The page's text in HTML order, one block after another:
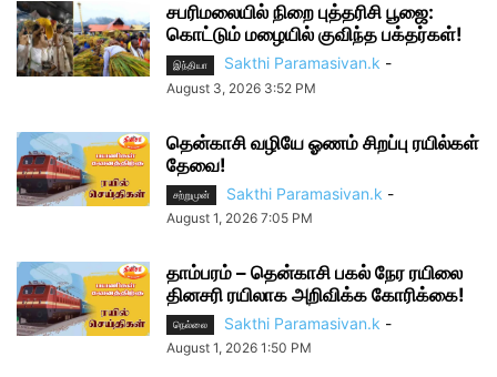
சபரிமலையில் நிறை புத்தரிசி பூஜை:
கொட்டும் மழையில் குவிந்த பக்தர்கள்!
இந்தியா Sakthi Paramasivan.k -
August 3, 2026 3:52 PM
தென்காசி வழியே ஓணம் சிறப்பு ரயில்கள்
தேவை!
சற்றுமுன் Sakthi Paramasivan.k -
August 1, 2026 7:05 PM
தாம்பரம் – தென்காசி பகல் நேர ரயிலை
தினசரி ரயிலாக அறிவிக்க கோரிக்கை!
நெல்லை Sakthi Paramasivan.k -
August 1, 2026 1:50 PM